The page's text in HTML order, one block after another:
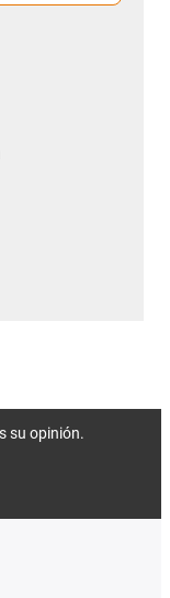
su opinión.